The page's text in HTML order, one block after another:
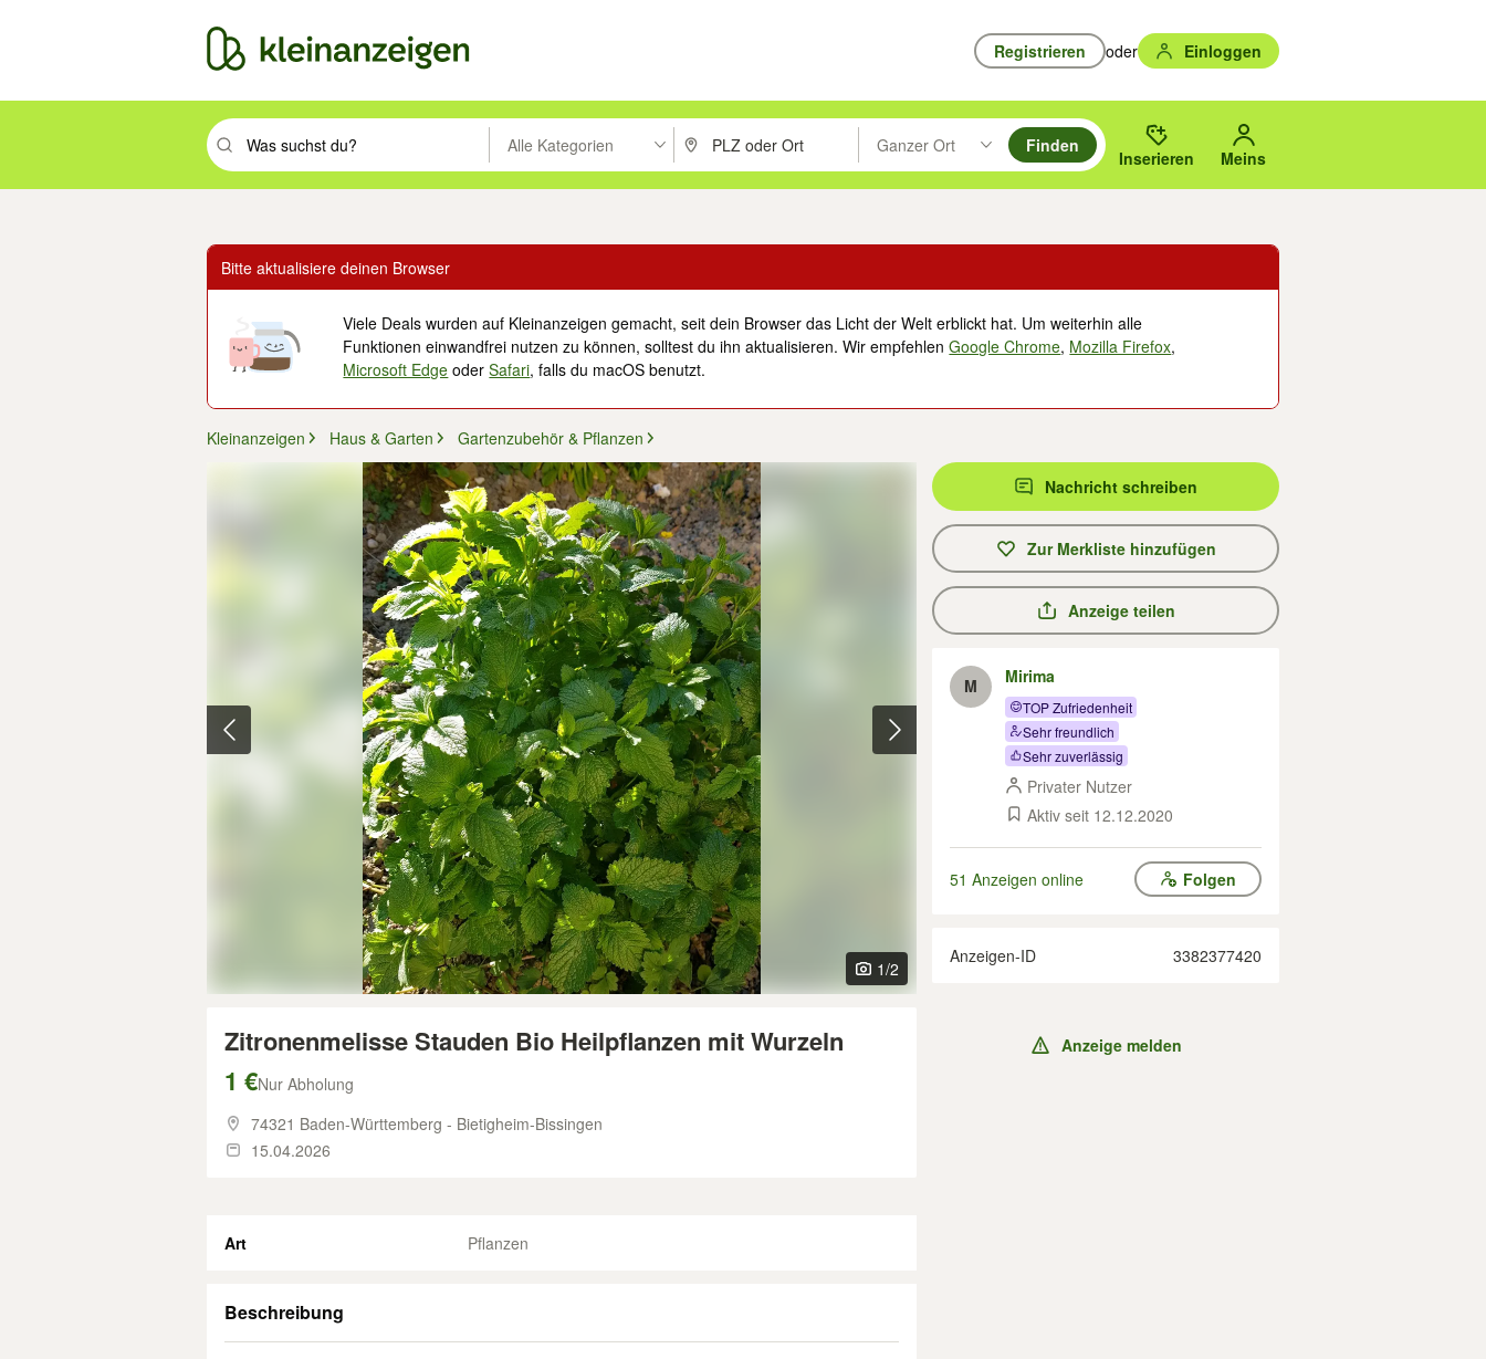
Registrieren oder Einloggen
Suchbegriff eingeben. Eingabetaste drücken um zu suchen, oder Vorschläge mit den Pfeiltasten nach oben/unten durchsuchen und mit Eingabetaste auswählen.
Alle Kategorien PLZ oder Ort eingeben. Eingabetaste drücken um zu suchen, oder Vorschläge mit den Pfeiltasten nach oben/
Ganzer Ort
Suche im Umkreis des gewählten Orts oder PLZ.
Finden
Inserieren Meins
Bitte aktualisiere deinen Browser
Viele Deals wurden auf Kleinanzeigen gemacht, seit dein Browser das Licht der Welt erblickt hat. Um weiterhin alle
Funktionen einwandfrei nutzen zu können, solltest du ihn aktualisieren. Wir empfehlenGoogle Chrome, Mozilla Firefox,
Microsoft Edge oderSafari, falls du macOS benutzt.
Kleinanzeigen Haus & Garten Gartenzubehör & Pflanzen
1/2
Zitronenmelisse Stauden Bio Heilpflanzen mit Wurzeln
1 €Nur Abholung
74321 Baden-Württemberg - Bietigheim-Bissingen
15.04.2026
Art Pflanzen
Beschreibung
Nachricht schreiben
Zur Merkliste hinzufügen
Anzeige teilen
M Mirima
TOP Zufriedenheit
Sehr freundlich
Sehr zuverlässig
Privater Nutzer
Aktiv seit 12.12.2020
51 Anzeigen online Folgen
Anzeigen-ID 3382377420
Anzeige melden